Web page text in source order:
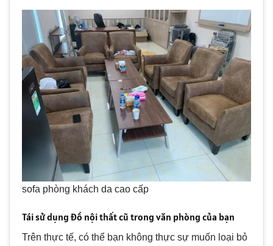
sofa phòng khách da cao cấp
Tái sử dụng đồ nội thất cũ trong văn phòng của bạn
Trên thực tế, có thể bạn không thực sự muốn loại bỏ